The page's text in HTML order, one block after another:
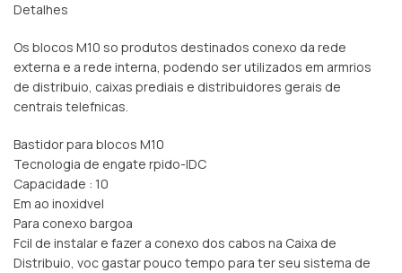
Detalhes
Os blocos M10 so produtos destinados conexo da rede
externa e a rede interna, podendo ser utilizados em armrios
de distribuio, caixas prediais e distribuidores gerais de
centrais telefnicas.
Bastidor para blocos M10
Tecnologia de engate rpido-IDC
Capacidade : 10
Em ao inoxidvel
Para conexo bargoa
Fcil de instalar e fazer a conexo dos cabos na Caixa de
Distribuio, voc gastar pouco tempo para ter seu sistema de